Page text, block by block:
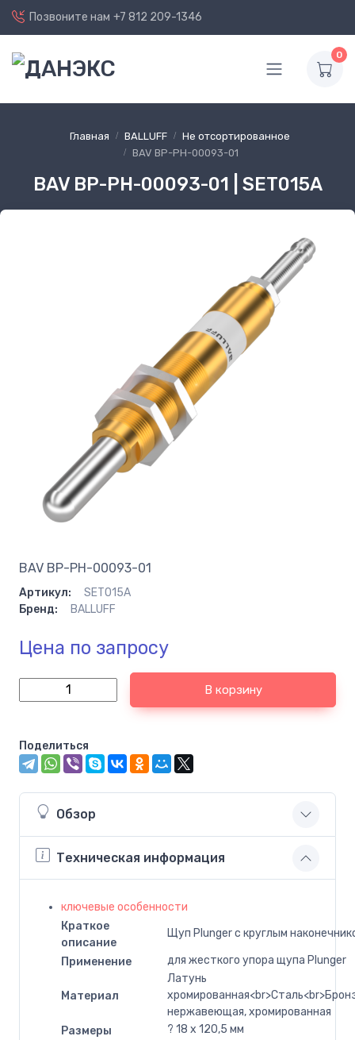
Позвоните нам +7 812 209-1346
0
Главная BALLUFF
Не отсортированное
BAV BP-PH-00093-01
BAV BP-PH-00093-01 | SET015A
BAV BP-PH-00093-01
Артикул:
SET015A
Бренд:
BALLUFF
Цена по запросу
В корзину
Поделиться
Обзор
Техническая информация
ключевые особенности
Краткое
описание
Щуп Plunger с круглым
Применение для жесткого упора щупа Plunger
Материал
Латунь
нержавеющая, хромированная
Размеры
? 18 x 120,5 мм